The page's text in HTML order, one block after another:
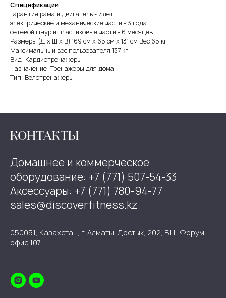
Спецификации
Гарантия рама и двигатель - 7 лет
электрические и механические части - 3 года
сетевой шнур и пластиковые части - 6 месяцев
Размеры (Д x Ш x В) 169 см x 65 см x 131 см Вес 65 кг
Максимальный вес пользователя 137 кг
Вид: Кардиотренажеры
Назначение: Тренажеры для дома
Тип: Велотренажеры
КОНТАКТЫ
Домашнее и коммерческое
оборудование: +7 (771) 507-54-33
Аксессуары: +7 (771) 780-94-77
sales@discoverfitness.kz
050051, Казахстан, г. Алматы, Достык, 202, БЦ "Форум",
офис 107